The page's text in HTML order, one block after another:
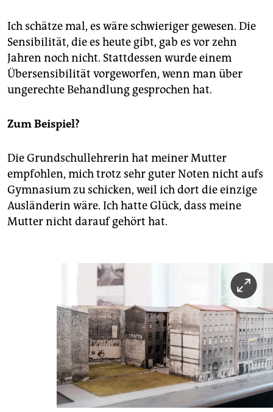
Ich schätze mal, es wäre schwieriger gewesen. Die
Sensibilität, die es heute gibt, gab es vor zehn
Jahren noch nicht. Stattdessen wurde einem
Übersensibilität vorgeworfen, wenn man über
ungerechte Behandlung gesprochen hat.
Zum Beispiel?
Die Grundschullehrerin hat meiner Mutter
empfohlen, mich trotz sehr guter Noten nicht aufs
Gymnasium zu schicken, weil ich dort die einzige
Ausländerin wäre. Ich hatte Glück, dass meine
Mutter nicht darauf gehört hat.